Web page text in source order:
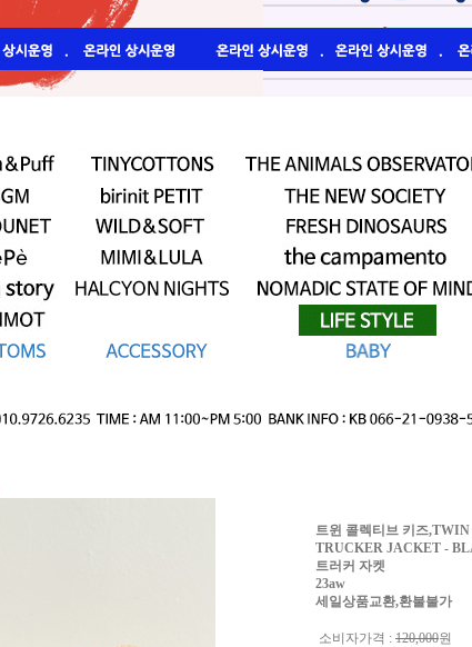
트윈 콜렉티브 키즈
TRUCKER JACKET -
트러커 자켓
23aw
세일상품교환,환불불가
소비자가격 : 120,000원